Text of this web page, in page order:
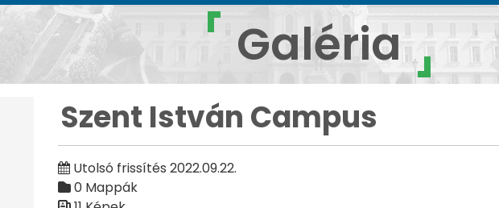
- Galéria - MATE
Galéria
Szent István Campus
Utolsó frissítés 2022.09.22.
0 Mappák